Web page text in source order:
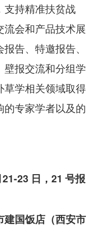
支持精准扶贫战
会和产品技术展
告、特邀报告、
报交流和分组学
草学相关领域取得
专家学者以及的
23 日，21 号报
建国饭店（西安市